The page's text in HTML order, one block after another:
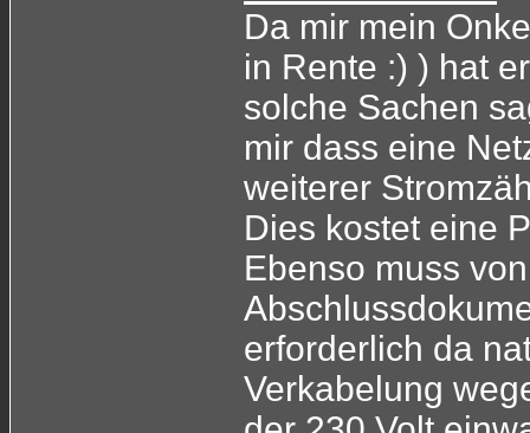
Da mir mein
in Rente :) ) hat
solche Sachen
mir dass eine
weiterer
Dies kostet eine
Ebenso muss
erforderlich da
Verkabelung